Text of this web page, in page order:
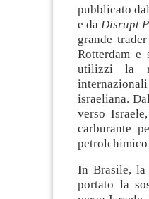
pubblicato
e da Disrupt
grande
Rotterdam
utilizzi la
israeliana.
verso
carburante
petrolchimico
In Brasile, la
portato la